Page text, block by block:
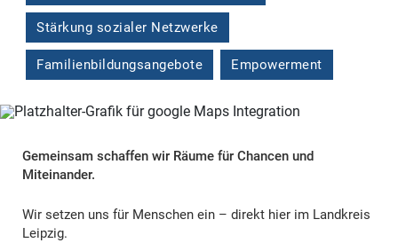
Stärkung sozialer Netzwerke
Familienbildungsangebote Empowerment
Gemeinsam schaffen wir Räume für Chancen und
Miteinander.
Wir setzen uns für Menschen ein – direkt hier im Landkreis
Leipzig.